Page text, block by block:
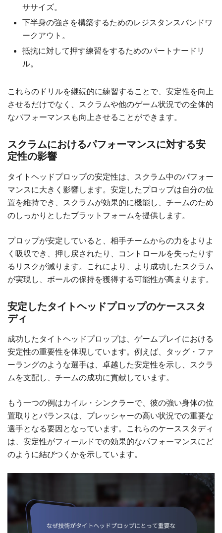
ササイズ。
下半身の強さを構築するためのレジスタンスバンドワ
ークアウト。
抵抗に対して押す練習をするためのパートナードリ
ル。
これらのドリルを継続的に練習することで、安定性を向上
させるだけでなく、スクラムや他のゲーム状況での全体的
なパフォーマンスも向上させることができます。
スクラムにおけるパフォーマンスに対する安
定性の影響
タイトヘッドプロップの安定性は、スクラム中のパフォー
マンスに大きく影響します。安定したプロップは自分の位
置を維持でき、スクラムが効果的に機能し、チームのため
のしっかりとしたプラットフォームを提供します。
プロップが安定していると、相手チームからの力をよりよ
く吸収でき、押し戻されたり、コントロールを失ったりす
るリスクが減ります。これにより、より成功したスクラム
が実現し、ボールの保持を獲得する可能性が高まります。
安定したタイトヘッドプロップのケーススタ
ディ
成功したタイトヘッドプロップは、ゲームプレイにおける
安定性の重要性を体現しています。例えば、タッグ・ファ
ーラングのような選手は、卓越した安定性を示し、スクラ
ムを支配し、チームの成功に貢献しています。
もう一つの例はカイル・シンクラーで、彼の強い身体の位
置取りとバランスは、プレッシャーの高い状況での重要な
選手となる要因となっています。これらのケーススタディ
は、安定性がフィールドでの効果的なパフォーマンスにど
のように結びつくかを示しています。